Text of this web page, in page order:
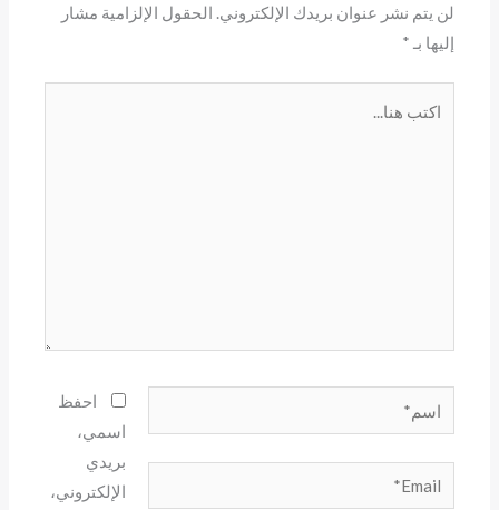
لن يتم نشر عنوان بريدك الإلكتروني. الحقول الإلزامية مشار
إليها بـ *
اسم*
Email*
احفظ
اسمي،
بريدي
الإلكتروني،